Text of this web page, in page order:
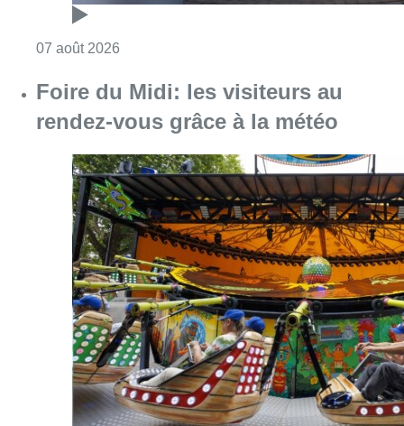
07 août 2026
Foire du Midi: les visiteurs au
rendez-vous grâce à la météo